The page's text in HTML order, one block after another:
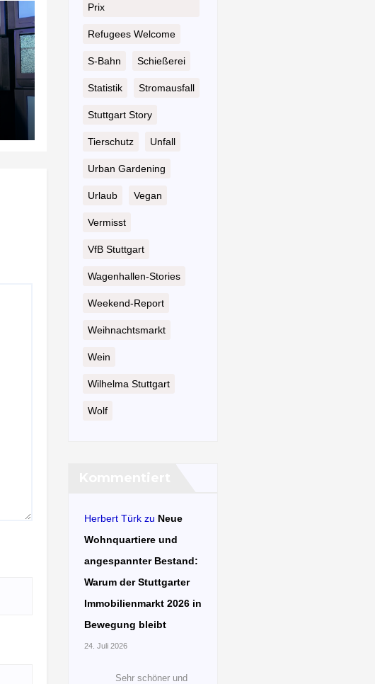
Prix
Refugees Welcome
S-Bahn Schießerei
Statistik Stromausfall
Stuttgart Story
Tierschutz Unfall
Urban Gardening
Urlaub Vegan
Vermisst
VfB Stuttgart
Wagenhallen-Stories
Weekend-Report
Weihnachtsmarkt
Wein
Wilhelma Stuttgart
Wolf
Herbert Türkzu Neue
Wohnquartiere und
angespannter Bestand:
Warum der Stuttgarter
Immobilienmarkt 2026 in
Bewegung bleibt
24. Juli 2026
Sehr schöner und